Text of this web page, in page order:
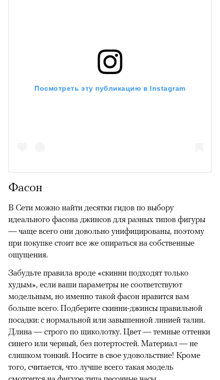
Посмотреть эту публикацию в Instagram
Фасон
В Сети можно найти десятки гидов по выбору
идеального фасона джинсов для разных типов фигуры
— чаще всего они довольно унифицированы, поэтому
при покупке стоит все же опираться на собственные
ощущения.
Забудьте правила вроде «скинни подходят только
худым», если ваши параметры не соответствуют
модельным, но именно такой фасон нравится вам
больше всего. Подберите скинни-джинсы правильной
посадки: с нормальной или завышенной линией талии.
Длина — строго по щиколотку. Цвет — темные оттенки
синего или черный, без потертостей. Материал — не
слишком тонкий. Носите в свое удовольствие! Кроме
того, считается, что лучше всего такая модель